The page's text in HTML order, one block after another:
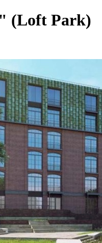
(Loft Park)